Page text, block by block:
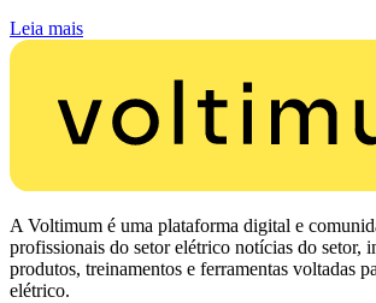
Leia mais
A Voltimum é uma plataforma digital e
profissionais do setor elétrico notícias do setor,
produtos, treinamentos e ferramentas voltadas
elétrico.